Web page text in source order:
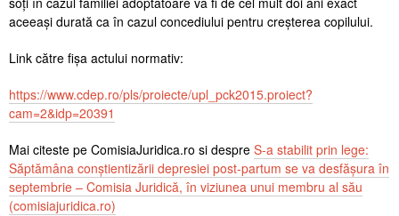
aceeași durată ca în cazul concediului pentru creșterea copilului.
Link către fișa actului normativ:
https://www.cdep.ro/pls/proiecte/upl_pck2015.proiect?
cam=2&idp=20391
Mai citeste pe ComisiaJuridica.ro si despre S-a stabilit prin lege:
Săptămâna conștientizării depresiei post-partum se va desfășura în
septembrie – Comisia Juridică, în viziunea unui membru al său
(comisiajuridica.ro)